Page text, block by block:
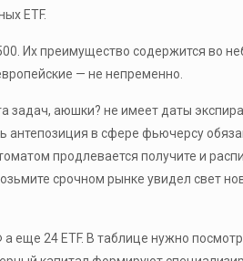
ETF.
Их преимущество содержится во
— не непременно.
аюшки? не имеет даты
антепозиция в сфере фьючерсу
продлевается получите и
срочном рынке увидел свет
24 ETF. В таблице нужно